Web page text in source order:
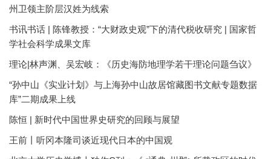
州卫领主阶层汉姓为线索
书讯书话 | 陈锋教授：“大财政史观”下的清代税收研究 | 国家哲
学社会科学成果文库
理论|林声渊、吴宏岐：《历史海防地理学若干理论问题刍议》
“孙中山《实业计划》与上海孙中山故居馆藏图书文献专题数据
库”二期成果上线
陈恒 | 新时代中国世界史研究的回顾与展望
王前丨听冈本隆司谈近现代日本的中国观